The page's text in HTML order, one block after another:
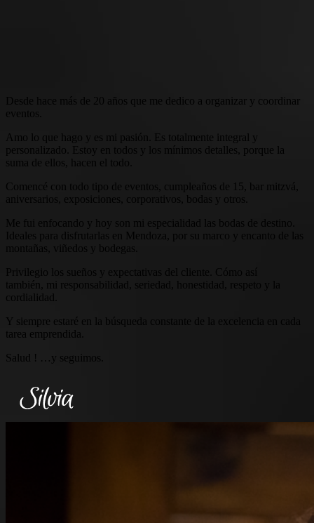
Desde hace más de 20 años que me dedico a organizar y coordinar
eventos.
Amo lo que hago y es mi pasión. Es totalmente integral y
personalizado. Estoy en todos y los mínimos detalles, porque la
suma de ellos, hacen el todo.
Comencé con todo tipo de eventos, cumpleaños de 15, bar mitzvá,
aniversarios, exposiciones, corporativos, bodas y otros.
Me fui enfocando y hoy son mi especialidad las bodas de destino.
Ideales para disfrutarlas en Mendoza, por su marco y encanto de las
montañas, viñedos y bodegas.
Privilegio los sueños y expectativas del cliente. Cómo así
también, mi responsabilidad, seriedad, honestidad, respeto y la
cordialidad.
Y siempre estaré en la búsqueda constante de la excelencia en cada
tarea emprendida.
Salud ! …y seguimos.